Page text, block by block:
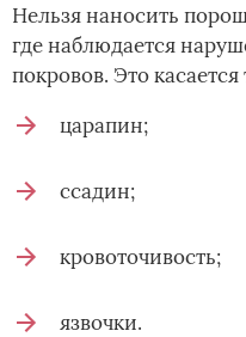
Нельзя наносить
где наблюдается
покровов. Это
царапин;
ссадин;
кровоточивость;
язвочки.